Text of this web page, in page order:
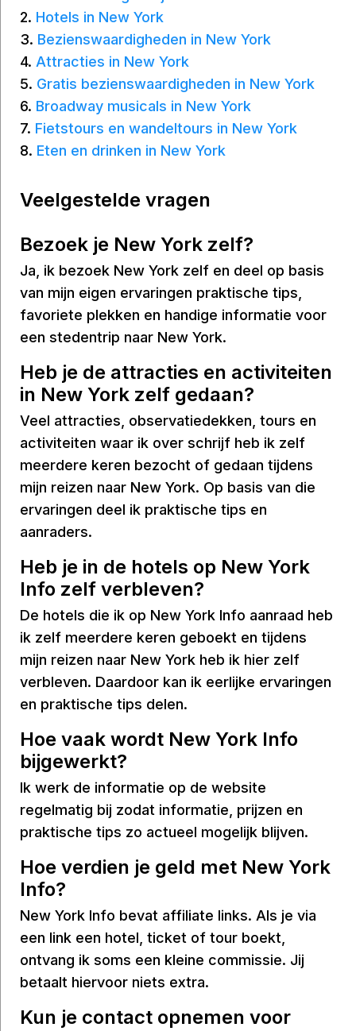
2. Hotels in New York
3. Bezienswaardigheden in New York
4. Attracties in New York
5. Gratis bezienswaardigheden in New York
6. Broadway musicals in New York
7. Fietstours en wandeltours in New York
8. Eten en drinken in New York
Veelgestelde vragen
Bezoek je New York zelf?
Ja, ik bezoek New York zelf en deel op basis
van mijn eigen ervaringen praktische tips,
favoriete plekken en handige informatie voor
een stedentrip naar New York.
Heb je de attracties en activiteiten
in New York zelf gedaan?
Veel attracties, observatiedekken, tours en
activiteiten waar ik over schrijf heb ik zelf
meerdere keren bezocht of gedaan tijdens
mijn reizen naar New York. Op basis van die
ervaringen deel ik praktische tips en
aanraders.
Heb je in de hotels op New York
Info zelf verbleven?
De hotels die ik op New York Info aanraad heb
ik zelf meerdere keren geboekt en tijdens
mijn reizen naar New York heb ik hier zelf
verbleven. Daardoor kan ik eerlijke ervaringen
en praktische tips delen.
Hoe vaak wordt New York Info
bijgewerkt?
Ik werk de informatie op de website
regelmatig bij zodat informatie, prijzen en
praktische tips zo actueel mogelijk blijven.
Hoe verdien je geld met New York
Info?
New York Info bevat affiliate links. Als je via
een link een hotel, ticket of tour boekt,
ontvang ik soms een kleine commissie. Jij
betaalt hiervoor niets extra.
Kun je contact opnemen voor